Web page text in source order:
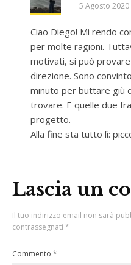
5 Agosto 2020
Ciao Diego! Mi rendo
per molte ragioni.
motivati, si può
direzione. Sono
minuto per buttare giù
trovare. E quelle due
progetto.
Alla fine sta tutto lì:
Lascia un
Il tuo indirizzo email non sarà
contrassegnati *
Commento *